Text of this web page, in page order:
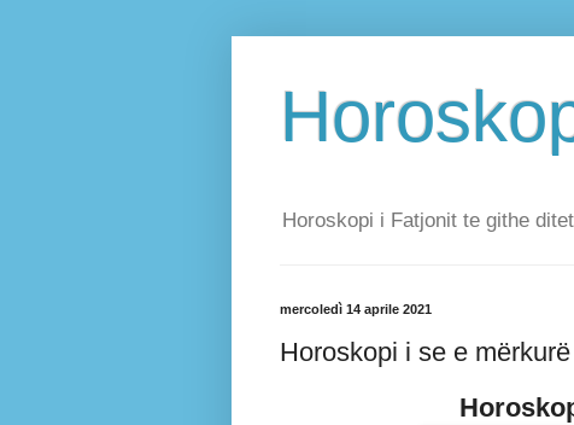
Horoskopi i Fatjonit te githe
mercoledì 14 aprile 2021
Horoskopi i se e